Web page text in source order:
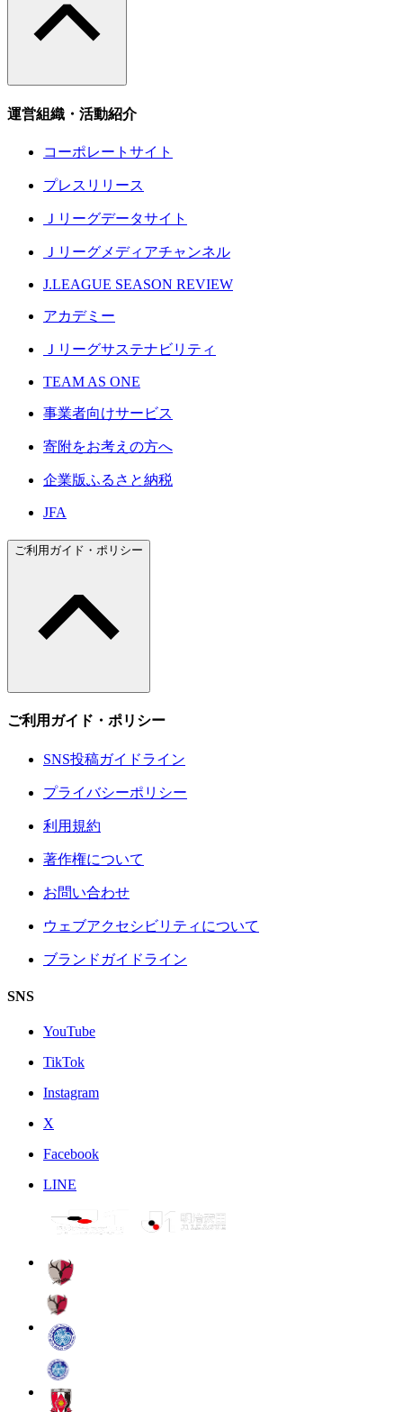
運営組織・活動紹介
コーポレートサイト
プレスリリース
Ｊリーグデータサイト
Ｊリーグメディアチャンネル
J.LEAGUE SEASON REVIEW
アカデミー
Ｊリーグサステナビリティ
TEAM AS ONE
事業者向けサービス
寄附をお考えの方へ
企業版ふるさと納税
JFA
ご利用ガイド・ポリシー
ご利用ガイド・ポリシー
SNS投稿ガイドライン
プライバシーポリシー
利用規約
著作権について
お問い合わせ
ウェブアクセシビリティについて
ブランドガイドライン
SNS
YouTube
TikTok
Instagram
X
Facebook
LINE